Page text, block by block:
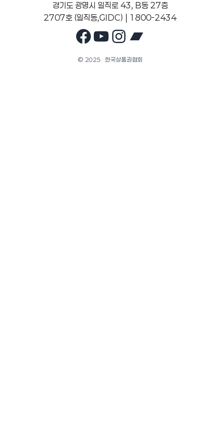
경기도 광명시 일직로 43, B동 27층
2707호 (일직동,GIDC) | 1800-2434
Facebook
YouTube
Instagram
© 2025 · 한국상품권협회